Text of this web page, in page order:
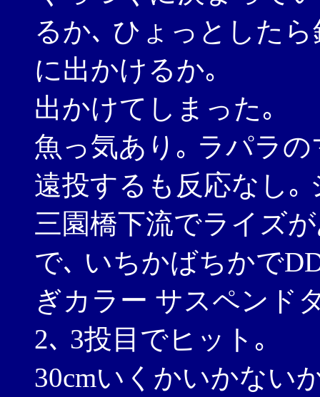
るか､ ひょっとした
に出かけるか｡
出かけてしまった｡
魚っ気あり｡ ラパラ
遠投するも反応なし｡
三園橋下流でライズ
で､ いちかばちかで
ぎカラー サスペンド
2､ 3投目でヒット｡
30cmいくかいかない